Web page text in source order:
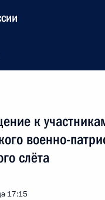
к
военно-
слёта
17:15